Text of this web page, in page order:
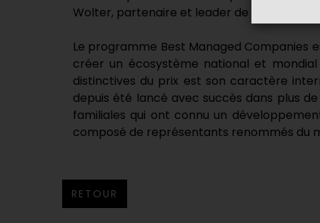
Wolter, partenaire et leader de Deloitte
Le programme Best Managed Companies
créer un écosystème national et
distinctives du prix est son caractère
depuis été lancé avec succès dans plus
familiales qui ont connu un
composé de représentants renommés du
RETOUR